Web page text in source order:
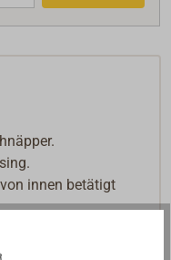
innen betätigt
(Lukenstärke 20